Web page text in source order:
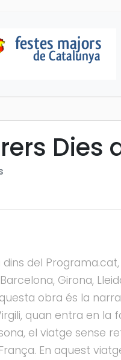
del
Girona,
obra és la
quan entra en
el viatge sense
En aquest